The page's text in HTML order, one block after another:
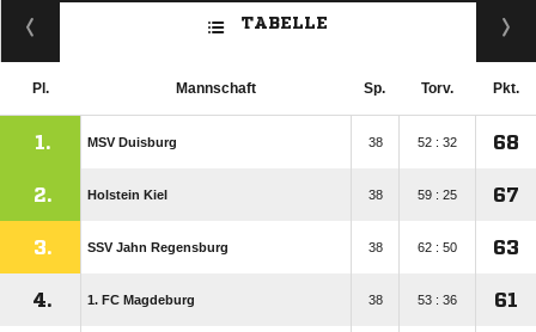
TABELLE
Pl. Mannschaft Sp. Torv. Pkt.
1. MSV Duisburg 38 52 : 32 68
2. Holstein Kiel 38 59 : 25 67
3. SSV Jahn Regensburg 38 62 : 50 63
4. 1. FC Magdeburg 38 53 : 36 61